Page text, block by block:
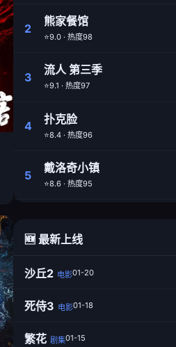
2
熊家餐馆
⭐9.0 · 热度98
3
流人 第三季
⭐9.1 · 热度97
4
扑克脸
⭐8.4 · 热度96
5
戴洛奇小镇
⭐8.6 · 热度95
🆕 最新上线
沙丘2 电影01-20
死侍3 电影01-18
繁花 剧集01-15